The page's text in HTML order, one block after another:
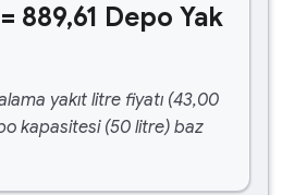
889,61 Depo Yak
yakıt litre fiyatı (43,00
kapasitesi (50 litre) baz